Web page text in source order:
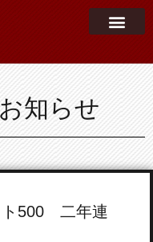
知らせ
ト500 二年連